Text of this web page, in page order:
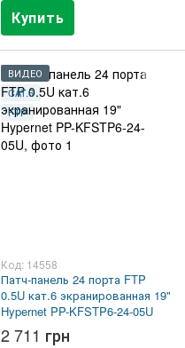
Купить
ВИДЕО
CAT.6
FTP
Код: 14558
Патч-панель 24 порта FTP
0.5U кат.6 экранированная 19"
Hypernet PP-KFSTP6-24-05U
2 711 грн